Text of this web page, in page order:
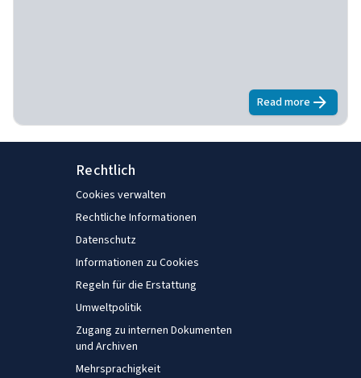
Read moreabout
Rechtlich
Cookies verwalten
Rechtliche Informationen
Datenschutz
Informationen zu Cookies
Regeln für die Erstattung
Umweltpolitik
Zugang zu internen Dokumenten
und Archiven
Mehrsprachigkeit